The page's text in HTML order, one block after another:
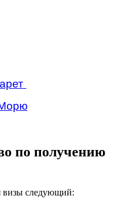
по получению
визы следующий: